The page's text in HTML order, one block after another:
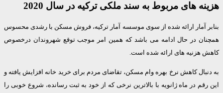
های مربوط به سند ملکی ترکیه در سال 2020
آمار ارائه شده از سوی موسسه آمار ترکیه، فروش مسکن با رشدی محسوس
در حال ادامه می باشد که همین امر موجب توقع شهروندان درخصوص
هزنیه های ارائه شده است.
کاهش نرخ بهره وام مسکن، تقاضای مردم برای خرید خانه افزایش یافته و
در ماه ژانویه با بالاترین نرخی که از خود به ثبت رسانده، شروع خوبی را